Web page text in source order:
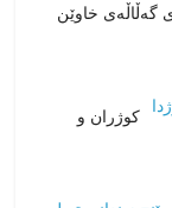
گەڵاڵەی خاوێن
کوژران و